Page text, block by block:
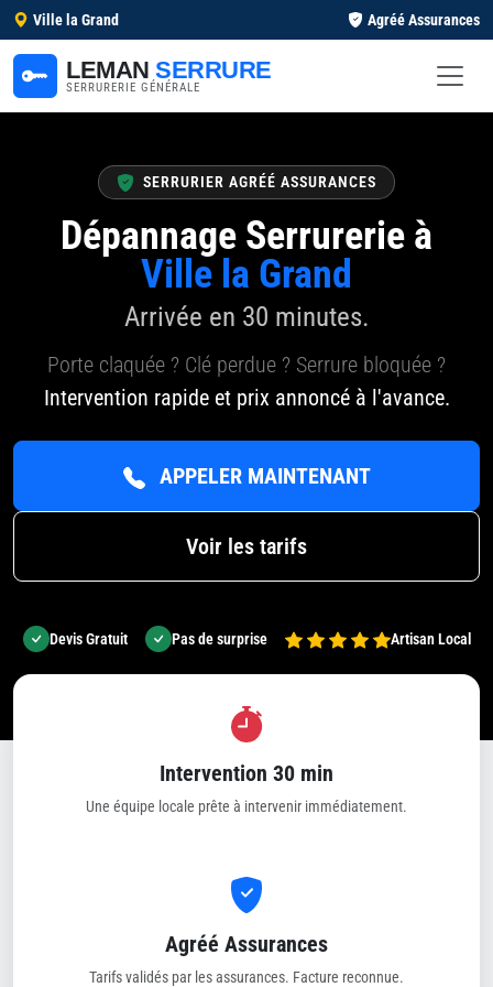
Ville la Grand Agréé Assurances
LEMAN SERRURE
SERRURERIE GÉNÉRALE
SERRURIER AGRÉÉ ASSURANCES
Dépannage Serrurerie à
Ville la Grand
Arrivée en 30 minutes.
Porte claquée ? Clé perdue ? Serrure bloquée ?
Intervention rapide et prix annoncé à l'avance.
APPELER MAINTENANT
Voir les tarifs
Devis Gratuit Pas de surprise Artisan Local
Intervention 30 min
Une équipe locale prête à intervenir immédiatement.
Agréé Assurances
Tarifs validés par les assurances. Facture reconnue.